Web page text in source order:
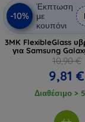
-10%
Έκπτωση
με
κουπόνι
3MK FlexibleGlass
για Samsung
10,90 €
9,81 €
Διαθέσιμο >